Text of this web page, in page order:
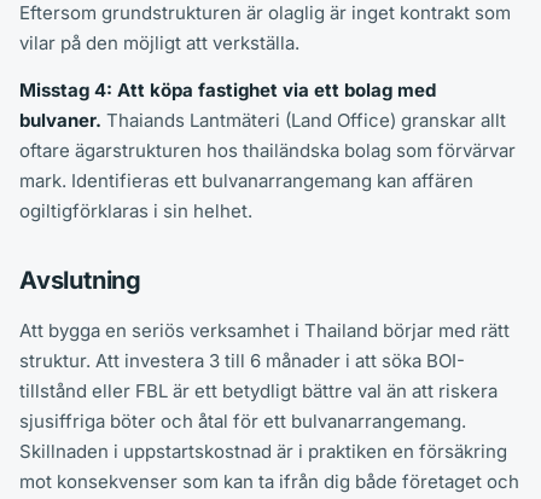
Eftersom grundstrukturen är olaglig är inget kontrakt som
vilar på den möjligt att verkställa.
Misstag 4: Att köpa fastighet via ett bolag med
bulvaner. Thaiands Lantmäteri (Land Office) granskar allt
oftare ägarstrukturen hos thailändska bolag som förvärvar
mark. Identifieras ett bulvanarrangemang kan affären
ogiltigförklaras i sin helhet.
Avslutning
Att bygga en seriös verksamhet i Thailand börjar med rätt
struktur. Att investera 3 till 6 månader i att söka BOI-
tillstånd eller FBL är ett betydligt bättre val än att riskera
sjusiffriga böter och åtal för ett bulvanarrangemang.
Skillnaden i uppstartskostnad är i praktiken en försäkring
mot konsekvenser som kan ta ifrån dig både företaget och